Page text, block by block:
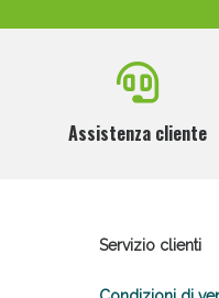
Assistenza cliente
Servizio clienti